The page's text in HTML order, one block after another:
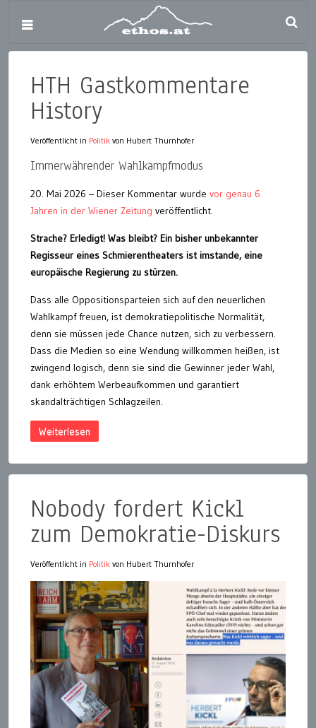
HTH Gastkommentare
History
Veröffentlicht in Politik von Hubert Thurnhofer
Immerwährender Wahlkampfmodus
20. Mai 2026 – Dieser Kommentar wurde vor genau 6
Jahren in der Wiener Zeitung veröffentlicht.
Strache? Erledigt! Was bleibt? Ein bisher unbekannter
Regisseur eines Schmierentheaters ist imstande, eine
europäische Regierung zu stürzen.
Dass alle Oppositionsparteien sich auf den neuerlichen
Wahlkampf freuen, ist demokratiepolitische Normalität,
denn sie müssen jede Chance nutzen, sich zu verbessern.
Dass die Medien so eine Wendung willkommen heißen, ist
zwingend logisch, denn sie sind die Gewinner jeder Wahl,
dank erhöhtem Werbeaufkommen und garantiert
skandalträchtigen Schlagzeilen.
Weiterlesen
Nobody fordert Kickl
zum Demokratie-Diskurs
Veröffentlicht in Politik von Hubert Thurnhofer